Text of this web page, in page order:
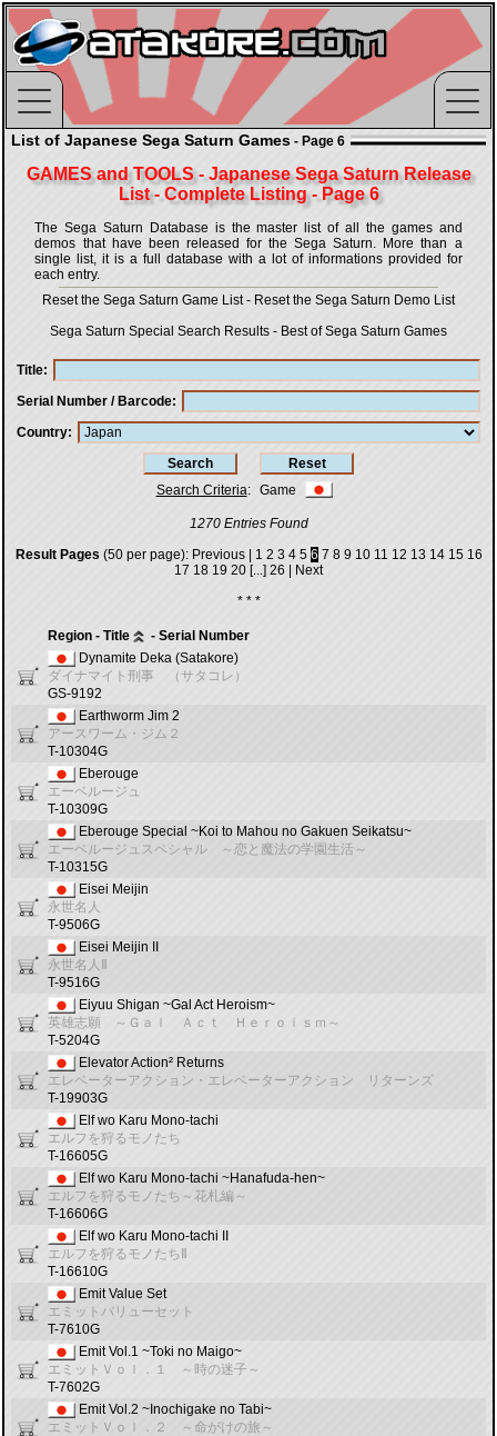
List of Japanese Sega Saturn Games - Page 6
GAMES and TOOLS - Japanese Sega Saturn Release
List - Complete Listing - Page 6
The Sega Saturn Database is the master list of all the games and
demos that have been released for the Sega Saturn. More than a
single list, it is a full database with a lot of informations provided for
each entry.
Reset the Sega Saturn Game List- Reset the Sega Saturn Demo List
Sega Saturn Special Search Results - Best of Sega Saturn Games
Title
Serial Number / Barcode
Country
Search Criteria: Game
1270 Entries Found
Result Pages (50 per page): Previous| 1 2 3 4 5 6 7 8 9 10 11 12 13 14 15 16
17 18 19 20 [...] 26
Next
* * *
Region - Title
- Serial Number
Dynamite Deka (Satakore)
ダイナマイト刑事 （サタコレ）
GS-9192
Earthworm Jim 2
アースワーム・ジム２
T-10304G
Eberouge
エーベルージュ
T-10309G
Eberouge Special ~Koi to Mahou no Gakuen Seikatsu~
エーベルージュスペシャル ～恋と魔法の学園生活～
T-10315G
Eisei Meijin
永世名人
T-9506G
Eisei Meijin II
永世名人Ⅱ
T-9516G
Eiyuu Shigan ~Gal Act Heroism~
英雄志願 ～Ｇａｌ Ａｃｔ Ｈｅｒｏｉｓｍ～
T-5204G
Elevator Action² Returns
エレベーターアクション・エレベーターアクション リターンズ
T-19903G
Elf wo Karu Mono-tachi
エルフを狩るモノたち
T-16605G
Elf wo Karu Mono-tachi ~Hanafuda-hen~
エルフを狩るモノたち～花札編～
T-16606G
Elf wo Karu Mono-tachi II
エルフを狩るモノたちⅡ
T-16610G
Emit Value Set
エミットバリューセット
T-7610G
Emit Vol.1 ~Toki no Maigo~
エミットＶｏｌ．１ ～時の迷子～
T-7602G
Emit Vol.2 ~Inochigake no Tabi~
エミットＶｏｌ．２ ～命がけの旅～